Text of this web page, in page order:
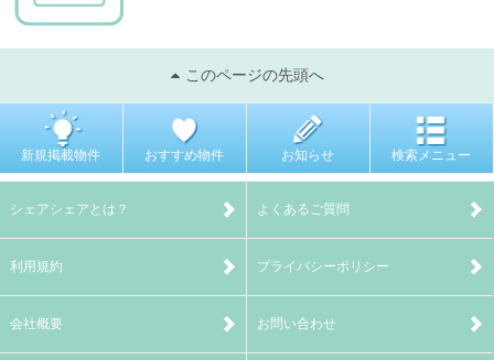
このページの先頭へ
新規掲載物件 おすすめ物件 お知らせ 検索メニュー
シェアシェアとは？ よくあるご質問
利用規約 プライバシーポリシー
会社概要 お問い合わせ